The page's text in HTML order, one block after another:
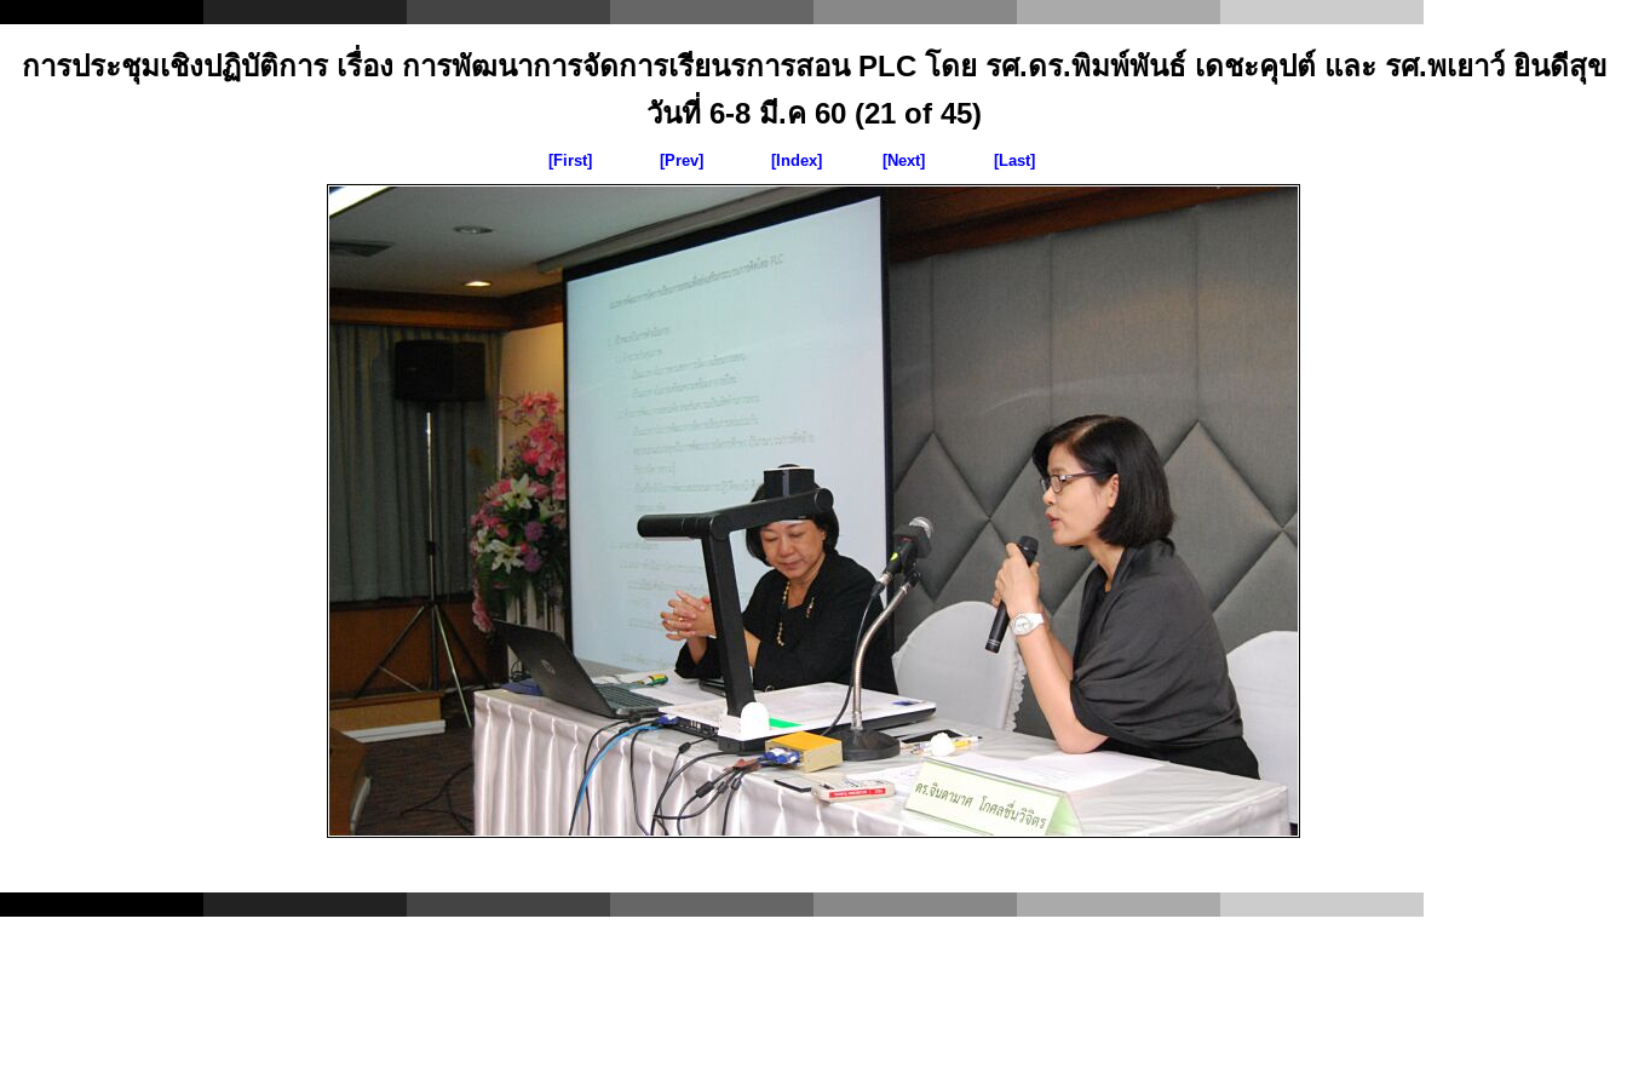
การประชุมเชิงปฏิบัติการ เรื่อง การพัฒนาการจัดการเรียนรการสอน PLC โดย รศ.ดร.พิมพ์พันธ์ เดชะคุปต์ และ รศ.พเยาว์ ยินดีสุข
วันที่ 6-8 มี.ค 60 (21 of 45)
[First] [Prev] [Index] [Next] [Last]